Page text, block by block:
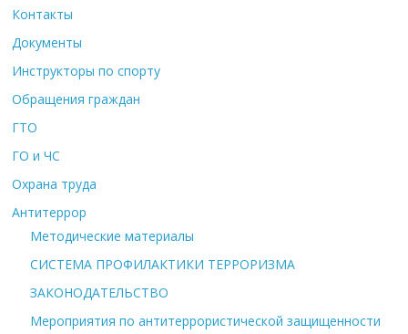
Контакты
Документы
Инструкторы по спорту
Обращения граждан
ГТО
ГО и ЧС
Охрана труда
Антитеррор
Методические материалы
СИСТЕМА ПРОФИЛАКТИКИ ТЕРРОРИЗМА
ЗАКОНОДАТЕЛЬСТВО
Мероприятия по антитеррористической защищенности